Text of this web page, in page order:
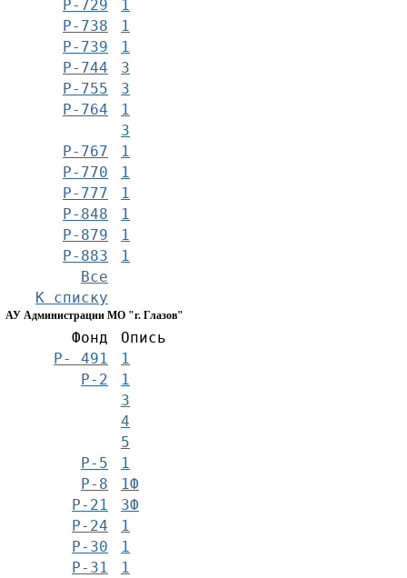
Р-729
1
Р-738
1
Р-739
1
Р-744
3
Р-755
3
Р-764
1
3
Р-767
1
Р-770
1
Р-777
1
Р-848
1
Р-879
1
Р-883
1
Все
К списку
АУ Администрации МО "г. Глазов"
Фонд
Опись
Р- 491
1
Р-2
1
3
4
5
Р-5
Р-8
1
Р-21
1Ф
3Ф
Р-24
1
Р-30
1
Р-31
1